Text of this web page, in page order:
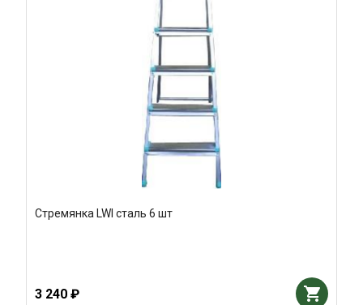
Стремянка LWI сталь 6 шт
3 240 ₽